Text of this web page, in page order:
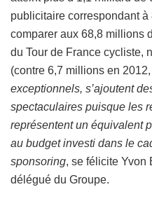
publicitaire correspondant à
comparer aux 68,8 millions
du Tour de France cycliste,
(contre 6,7 millions en
exceptionnels, s’ajoutent
spectaculaires puisque les
représentent un équivalent
au budget investi dans le
sponsoring, se félicite Yvon
délégué du Groupe.